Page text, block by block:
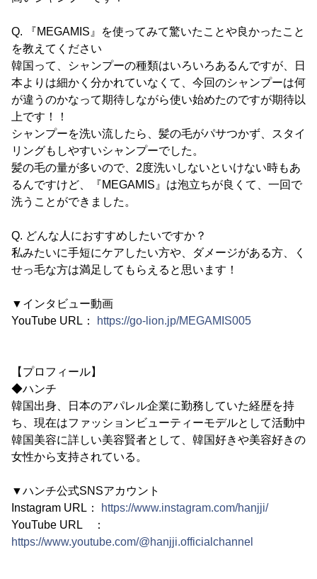
Q. 『MEGAMIS』を使ってみて驚いたことや良かったこと
を教えてください
韓国って、シャンプーの種類はいろいろあるんですが、日
本よりは細かく分かれていなくて、今回のシャンプーは何
が違うのかなって期待しながら使い始めたのですが期待以
上です！！
シャンプーを洗い流したら、髪の毛がパサつかず、スタイ
リングもしやすいシャンプーでした。
髪の毛の量が多いので、2度洗いしないといけない時もあ
るんですけど、『MEGAMIS』は泡立ちが良くて、一回で
洗うことができました。
Q. どんな人におすすめしたいですか？
私みたいに手短にケアしたい方や、ダメージがある方、く
せっ毛な方は満足してもらえると思います！
▼インタビュー動画
YouTube URL：
https://go-lion.jp/MEGAMIS005
【プロフィール】
◆ハンチ
韓国出身、日本のアパレル企業に勤務していた経歴を持
ち、現在はファッションビューティーモデルとして活動中
韓国美容に詳しい美容賢者として、韓国好きや美容好きの
女性から支持されている。
▼ハンチ公式SNSアカウント
Instagram URL：
https://www.instagram.com/hanjji/
YouTube URL ：
https://www.youtube.com/@hanjji.officialchannel